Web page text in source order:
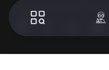
© 2024 WorldTurk. Tüm
Volion's